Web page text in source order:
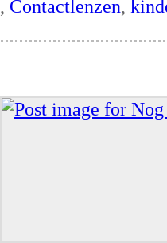
, Contactlenzen,